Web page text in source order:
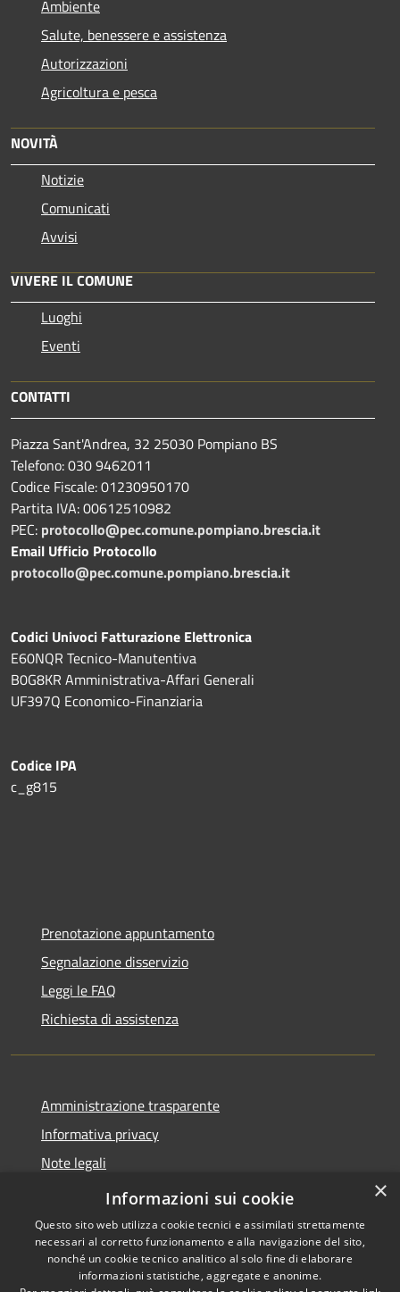
Ambiente
Salute, benessere e assistenza
Autorizzazioni
Agricoltura e pesca
NOVITÀ
Notizie
Comunicati
Avvisi
VIVERE IL COMUNE
Luoghi
Eventi
CONTATTI
Piazza Sant'Andrea, 32 25030 Pompiano BS
Telefono: 030 9462011
Codice Fiscale: 01230950170
Partita IVA: 00612510982
PEC: protocollo@pec.comune.pompiano.brescia.it
Email Ufficio Protocollo
protocollo@pec.comune.pompiano.brescia.it
Codici Univoci Fatturazione Elettronica
E60NQR Tecnico-Manutentiva
B0G8KR Amministrativa-Affari Generali
UF397Q Economico-Finanziaria
Codice IPA
c_g815
Prenotazione appuntamento
Segnalazione disservizio
Leggi le FAQ
Richiesta di assistenza
Amministrazione trasparente
Informativa privacy
Note legali
Dichiarazione di accessibilità
Copyright © 2026 • Comune di
×
Informazioni sui cookie
Questo sito web utilizza cookie tecnici e assimilati strettamente
necessari al corretto funzionamento e alla navigazione del sito,
nonché un cookie tecnico analitico al solo fine di elaborare
informazioni statistiche, aggregate e anonime.